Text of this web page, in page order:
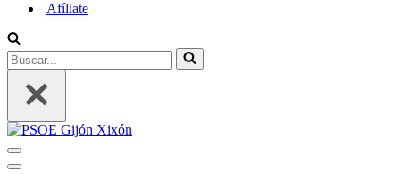
Afíliate
Buscar...
Menú
de
Menú